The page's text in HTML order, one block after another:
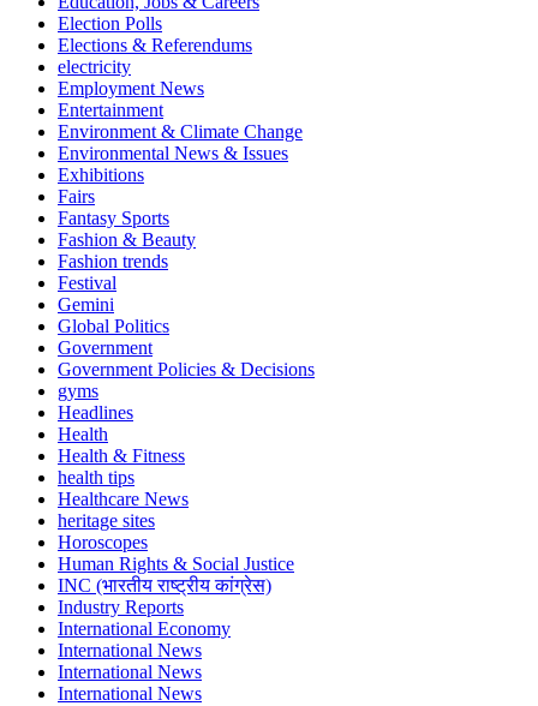
Election Polls
Elections & Referendums
electricity
Employment News
Entertainment
Environment & Climate Change
Environmental News & Issues
Exhibitions
Fairs
Fantasy Sports
Fashion & Beauty
Fashion trends
Festival
Gemini
Global Politics
Government
Government Policies & Decisions
gyms
Headlines
Health
Health & Fitness
health tips
Healthcare News
heritage sites
Horoscopes
Human Rights & Social Justice
INC (भारतीय राष्ट्रीय कांग्रेस)
Industry Reports
International Economy
International News
International News
International News